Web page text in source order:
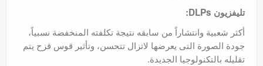
تليفزيون DLPs:
أكثر شعبية وانتشاراً من سابقه نتيجة تكلفته المنخفضة نسبياً،
جودة الصورة التى يعرضها لاتزال تتحسن، وتأثير قوس قزح يتم
تقليله بالتكنولوجيا الجديدة.